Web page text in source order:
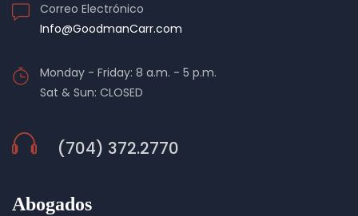
Correo Electrónico
Info@GoodmanCarr.com
Monday - Friday: 8 a.m. - 5 p.m.
Sat & Sun: CLOSED
(704) 372.2770
Abogados